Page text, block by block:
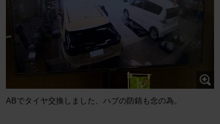
ABでタイヤ交換しました、ハブの防錆も念の為。